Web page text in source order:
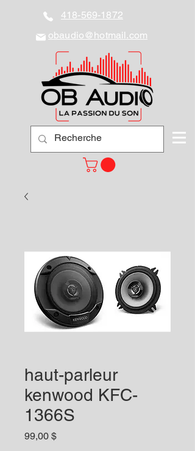
418-569-1872
obaudio@hotmail.com
haut-parleur
kenwood KFC-
1366S
99,00 $Prix